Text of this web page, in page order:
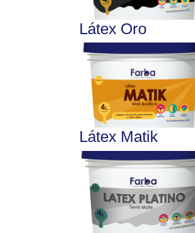
Látex Oro
Látex Matik